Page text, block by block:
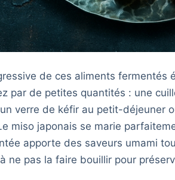
de ces aliments
par de petites quantités : une
verre de kéfir au petit-déjeuner
miso japonais se marie
apporte des saveurs umami
ne pas la faire bouillir pour